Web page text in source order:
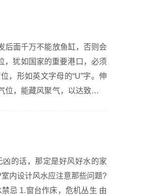
后面千万不能放鱼缸，否则会
，犹如国家的重要港口，必须
，形如英文字母的“U”字。伸
，能藏风聚气，以达致丁财
的话，那定是好风好水的家
内设计风水应注意那些问题?
忌 1.窗台作床，危机丛生 由